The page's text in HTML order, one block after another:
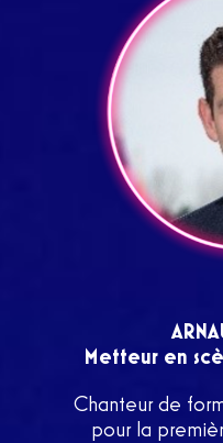
Metteur en
Chanteur de
pour la